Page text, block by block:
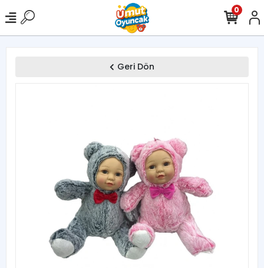
0
Geri Dön